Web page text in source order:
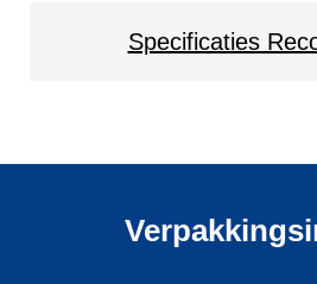
Specificaties